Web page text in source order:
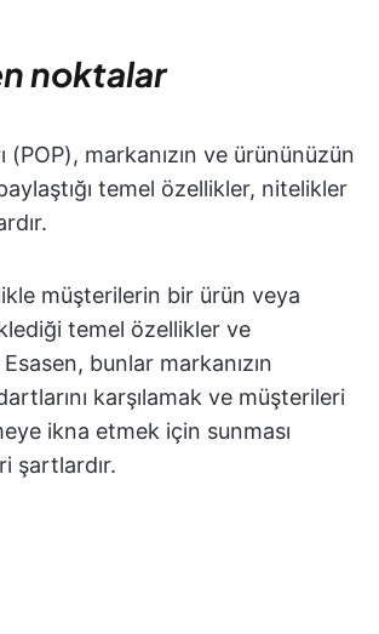
noktalar
(POP), markanızın ve ürününüzün
temel özellikler, nitelikler
müşterilerin bir ürün veya
temel özellikler ve
bunlar markanızın
karşılamak ve müşterileri
ikna etmek için sunması
şartlardır.